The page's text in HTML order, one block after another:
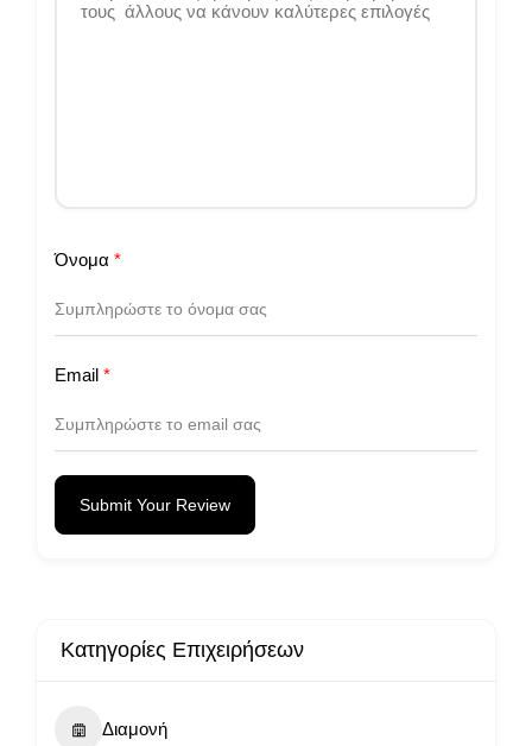
Όνομα *
Email *
Submit Your Review
Κατηγορίες Επιχειρήσεων
Διαμονή